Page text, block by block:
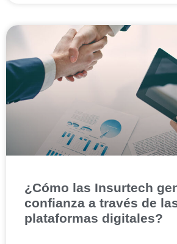
¿Cómo las Insurtech
confianza a través de
plataformas digitales?